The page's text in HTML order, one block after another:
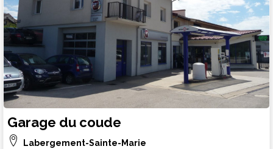
Garage du coude
Labergement-Sainte-Marie